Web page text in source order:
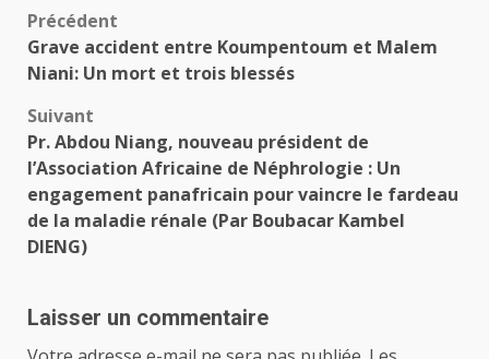
Navigation
d’article
Précédent
Grave accident entre Koumpentoum et Malem
Niani: Un mort et trois blessés
Suivant
Pr. Abdou Niang, nouveau président de
l’Association Africaine de Néphrologie : Un
engagement panafricain pour vaincre le fardeau
de la maladie rénale (Par Boubacar Kambel
DIENG)
Laisser un commentaire